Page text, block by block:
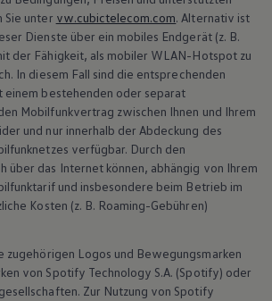
Sie unter vw.cubictelecom.com. Alternativ ist
Dienste über ein mobiles Endgerät (z. B.
der Fähigkeit, als mobiler WLAN-Hotspot zu
In diesem Fall sind die entsprechenden
einem bestehenden oder separat
Mobilfunkvertrag zwischen Ihnen und Ihrem
und nur innerhalb der Abdeckung des
verfügbar. Durch den
über das Internet können, abhängig von Ihrem
und insbesondere beim Betrieb im
Kosten (z. B. Roaming-Gebühren)
zugehörigen Logos und Bewegungsmarken
von Spotify Technology S.A. (Spotify) oder
Zur Nutzung von Spotify